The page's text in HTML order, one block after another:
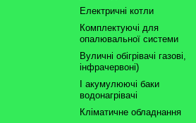
Електричні котли
Комплектуючі для
опалювальної системи
Вуличні обігрівачі газові,
інфрачервоні)
І акумулюючі баки
водонагрівачі
Кліматичне обладнання